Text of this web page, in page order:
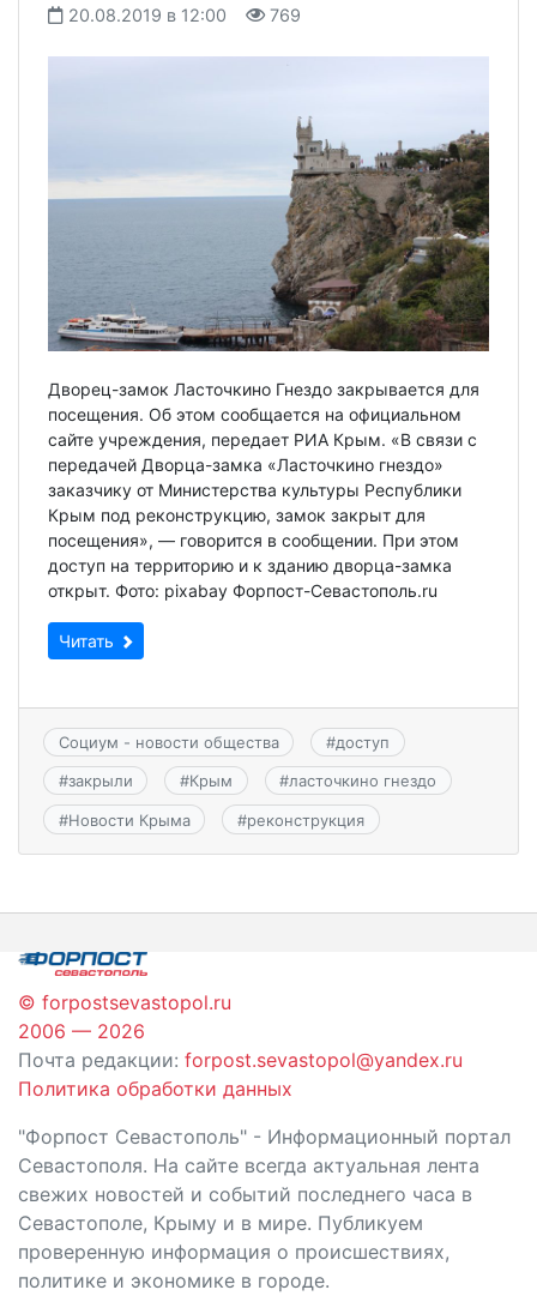
20.08.2019 в 12:00 769
Дворец-замок Ласточкино Гнездо закрывается для
посещения. Об этом сообщается на официальном
сайте учреждения, передает РИА Крым. «В связи с
передачей Дворца-замка «Ласточкино гнездо»
заказчику от Министерства культуры Республики
Крым под реконструкцию, замок закрыт для
посещения», — говорится в сообщении. При этом
доступ на территорию и к зданию дворца-замка
открыт. Фото: pixabay Форпост-Севастополь.ru
Читать
Социум - новости общества #доступ
#закрыли #Крым #ласточкино гнездо
#Новости Крыма #реконструкция
© forpostsevastopol.ru
2006 — 2026
Почта редакции: forpost.sevastopol@yandex.ru
Политика обработки данных
"Форпост Севастополь" - Информационный портал
Севастополя. На сайте всегда актуальная лента
свежих новостей и событий последнего часа в
Севастополе, Крыму и в мире. Публикуем
проверенную информация о происшествиях,
политике и экономике в городе.